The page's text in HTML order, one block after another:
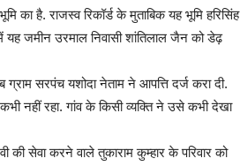
का है. राजस्व रिकॉर्ड के मुताबिक यह भूमि हरिसिंह
जमीन उरमाल निवासी शांतिलाल जैन को डेढ़
सरपंच यशोदा नेताम ने आपत्ति दर्ज करा दी.
नहीं रहा. गांव के किसी व्यक्ति ने उसे कभी देखा
सेवा करने वाले तुकाराम कुम्हार के परिवार को